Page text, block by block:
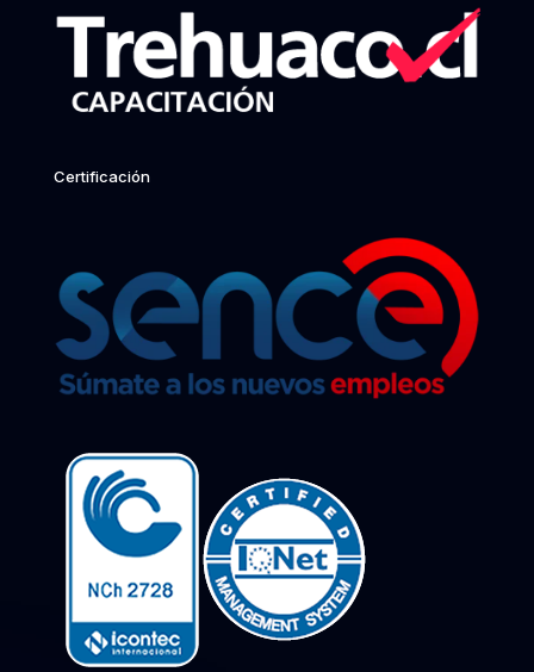
Certificación